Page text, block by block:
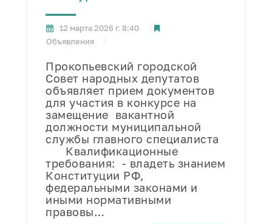
12 марта 2026 г. 8:40
Объявления
Прокопьевский городской
Совет народных депутатов
объявляет прием документов
для участия в конкурсе на
замещение вакантной
должности муниципальной
службы главного специалиста
Квалификационные
требования: - владеть знанием
Конституции РФ,
федеральными законами и
иными нормативными
правовы…